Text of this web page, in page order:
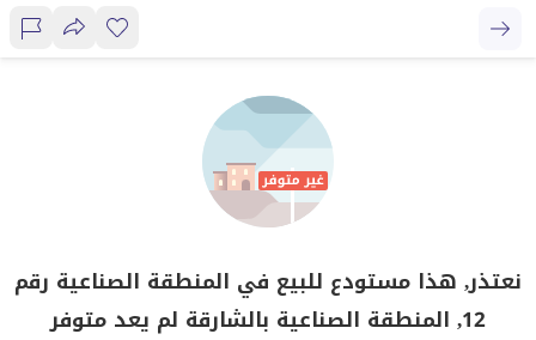
نعتذر, هذا مستودع للبيع في المنطقة الصناعية رقم
12, المنطقة الصناعية بالشارقة لم يعد متوفر